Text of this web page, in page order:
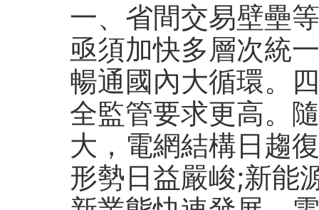
一、省間交易壁壘
亟須加快多層次統
暢通國內大循環。
全監管要求更高。
大，電網結構日趨
形勢日益嚴峻;新能